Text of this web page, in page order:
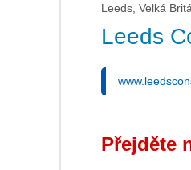
Leeds, Velká
Leeds
Přejděte